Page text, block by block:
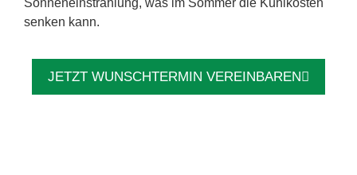
senken kann.
JETZT WUNSCHTERMIN VEREINBAREN